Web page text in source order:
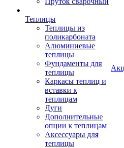
Теплицы
Теплицы из
поликарбоната
Алюминиевые
теплицы
Фундаменты для
теплицы
Каркасы теплиц и
вставки к
теплицам
Дуги
Дополнительные
опции к теплицам
Аксессуары для
теплицы